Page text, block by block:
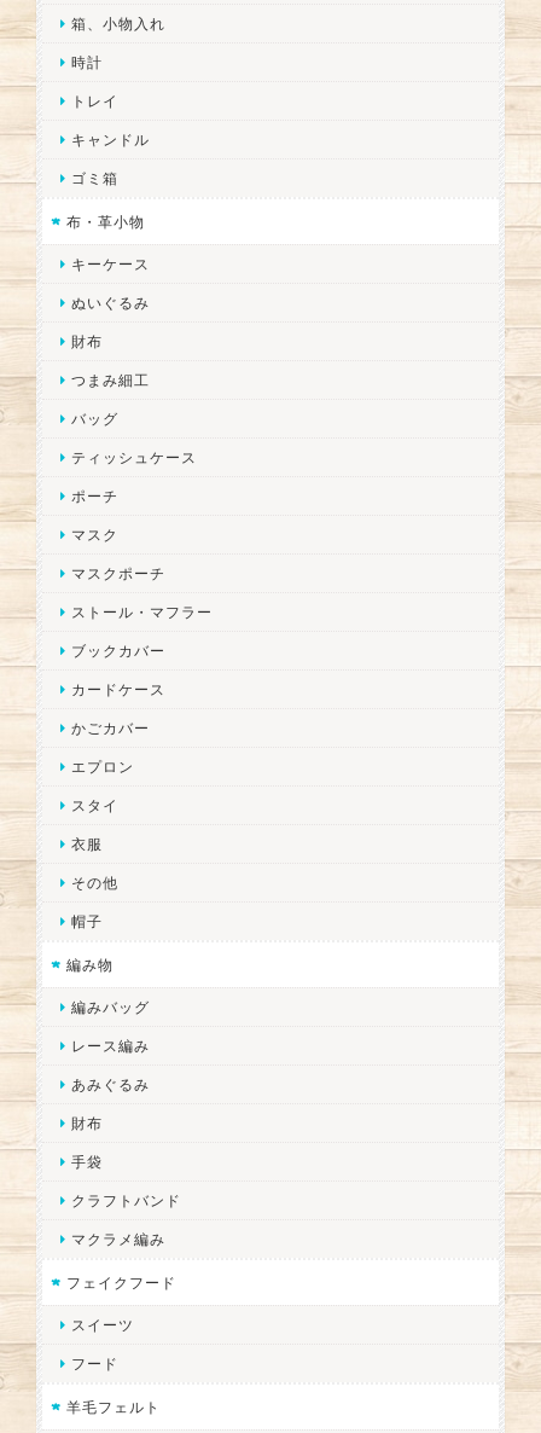
箱、小物入れ
時計
トレイ
キャンドル
ゴミ箱
布・革小物
キーケース
ぬいぐるみ
財布
つまみ細工
バッグ
ティッシュケース
ポーチ
マスク
マスクポーチ
ストール・マフラー
ブックカバー
カードケース
かごカバー
エプロン
スタイ
衣服
その他
帽子
編み物
編みバッグ
レース編み
あみぐるみ
財布
手袋
クラフトバンド
マクラメ編み
フェイクフード
スイーツ
フード
羊毛フェルト